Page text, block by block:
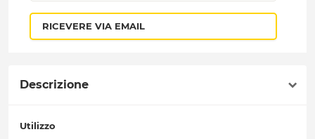
RICEVERE VIA EMAIL
Descrizione
Utilizzo